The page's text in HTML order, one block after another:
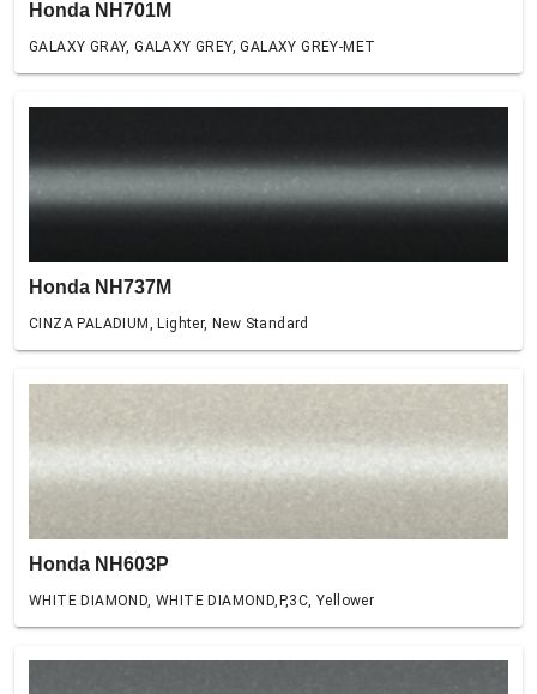
Honda NH701M
GALAXY GRAY, GALAXY GREY, GALAXY GREY-MET
Honda NH737M
CINZA PALADIUM, Lighter, New Standard
Honda NH603P
WHITE DIAMOND, WHITE DIAMOND,P,3C, Yellower